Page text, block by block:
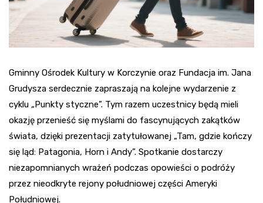
Gminny Ośrodek Kultury w Korczynie oraz Fundacja im. Jana
Grudysza serdecznie zapraszają na kolejne wydarzenie z
cyklu „Punkty styczne”. Tym razem uczestnicy będą mieli
okazję przenieść się myślami do fascynujących zakątków
świata, dzięki prezentacji zatytułowanej „Tam, gdzie kończy
się ląd: Patagonia, Horn i Andy”. Spotkanie dostarczy
niezapomnianych wrażeń podczas opowieści o podróży
przez nieodkryte rejony południowej części Ameryki
Południowej.